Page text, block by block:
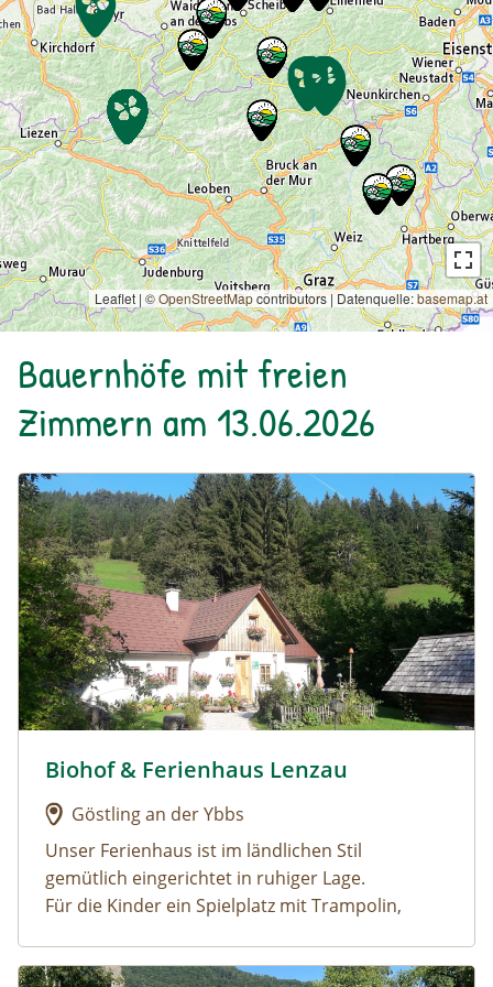
Leaflet | ©OpenStreetMapcontributors | Datenquelle:basemap.at
Bauernhöfe mit freien
Zimmern am 13.06.2026
Urlaub am Bauernhof: Biohof & Ferienhaus Lenzau
Urlaub am Bauernhof: Biohof & Ferienhaus Lenzau
Biohof & Ferienhaus Lenzau
Göstling an der Ybbs
Unser Ferienhaus ist im ländlichen Stil
gemütlich eingerichtet in ruhiger Lage.
Für die Kinder ein Spielplatz mit Trampolin,
Schwebebalken, Reck, 2 Go-Kard......
Urlaub am Bauernhof: Büchlhof – Zeit.zum.Leben